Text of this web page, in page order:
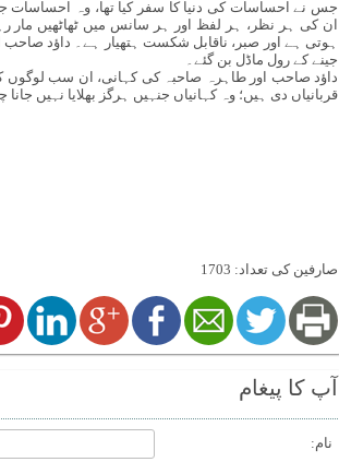
جس نے احساسات کی دنیا کا سفر کیا تھا، وہ احساسات
ان کی ہر نظر، ہر لفظ اور ہر سانس میں ٹھاٹھیں مار
ہوتی ہے اور صبر، ناقابل شکست ہتھیار ہے۔ داؤد صاحب
جینے کے رول ماڈل بن گئے۔
داؤد صاحب اور طاہرہ صاحبہ کی کہانی، ان سب لوگوں
قربانیاں دی ہیں؛ وہ کہانیاں جنہیں ہرگز بھلایا نہیں جانا
صارفین کی تعداد: 1703
آپ کا پیغام
نام: